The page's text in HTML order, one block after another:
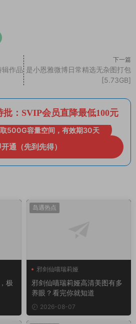
作品
下一篇
是小恩雅微博日常精选无杂图打包
[5.73GB]
：SVIP会员直降最低100元
500G容量空间，有效期30天
通（先到先得）
极
岛遇热点
邪剑仙喵瑞莉娅
邪剑仙喵瑞莉娅高清美图有多
养眼？看完你就知道
2026-08-07